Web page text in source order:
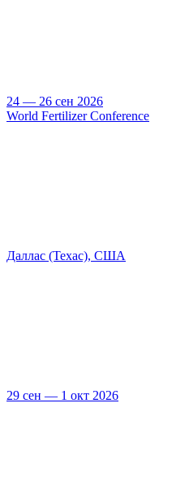
24 — 26 сен 2026
World Fertilizer Conference
Даллас (Техас), США
29 сен — 1 окт 2026